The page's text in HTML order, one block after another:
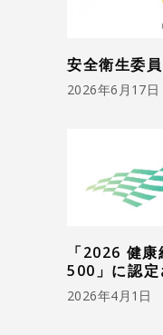
安全衛生委
2026年6月17日
「2026 健
500」に認定
2026年4月1日